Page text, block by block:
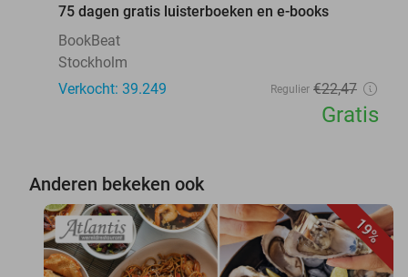
75 dagen gratis luisterboeken en e-books
BookBeat
Stockholm
Verkocht: 39.249
Regulier €22,47
Gratis
Anderen bekeken ook
19%